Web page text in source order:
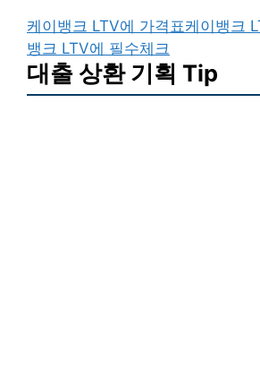
케이뱅크 LTV에 가격표케이뱅크
뱅크 LTV에 필수체크
대출 상환 기획 Tip